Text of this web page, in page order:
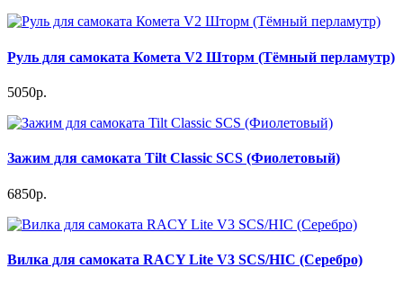
Руль для самоката Комета V2 Шторм (Тёмный перламутр)
5050р.
Зажим для самоката Tilt Classic SCS (Фиолетовый)
6850р.
Вилка для самоката RACY Lite V3 SCS/HIC (Серебро)